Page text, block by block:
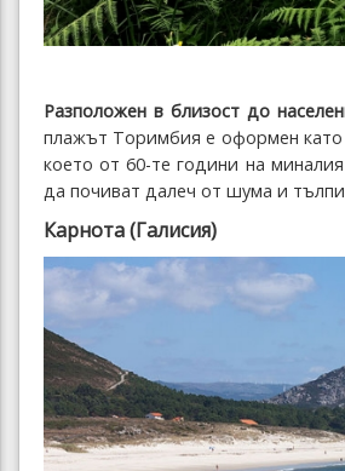
Разположен в близост до
плажът Торимбия е оформен като
което от 60-те години на
да почиват далеч от шума и
Карнота (Галисия)